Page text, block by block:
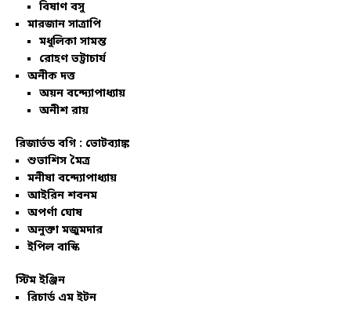
বিষাণ বসু
মারজান সাত্রাপি
মধুলিকা সামন্ত
রোহণ ভট্টাচার্য
অনীক দত্ত
অয়ন বন্দ্যোপাধ্যায়
অনীশ রায়
রিজার্ভড বগি : ভোটব্যাঙ্ক
শুভাশিস মৈত্র
মনীষা বন্দ্যোপাধ্যায়
আইরিন শবনম
অপর্ণা ঘোষ
অনুক্তা মজুমদার
ইপিল বাস্কি
স্টিম ইঞ্জিন
রিচার্ড এম ইটন